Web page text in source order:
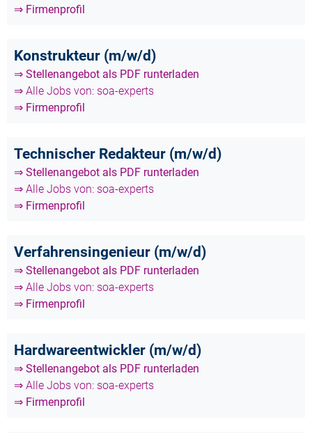
⇒ Firmenprofil
Konstrukteur (m/w/d)
⇒ Stellenangebot als PDF runterladen
⇒ Alle Jobs von: soa-experts
⇒ Firmenprofil
Technischer Redakteur (m/w/d)
⇒ Stellenangebot als PDF runterladen
⇒ Alle Jobs von: soa-experts
⇒ Firmenprofil
Verfahrensingenieur (m/w/d)
⇒ Stellenangebot als PDF runterladen
⇒ Alle Jobs von: soa-experts
⇒ Firmenprofil
Hardwareentwickler (m/w/d)
⇒ Stellenangebot als PDF runterladen
⇒ Alle Jobs von: soa-experts
⇒ Firmenprofil